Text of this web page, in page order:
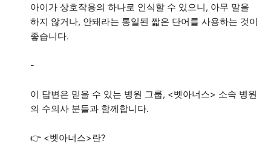
아이가 상호작용의 하나로 인식할 수 있으니, 아무 말을
하지 않거나, 안돼라는 통일된 짧은 단어를 사용하는 것이
좋습니다.
-
이 답변은 믿을 수 있는 병원 그룹, <벳아너스> 소속 병원
의 수의사 분들과 함께합니다.
👉 <벳아너스>란?